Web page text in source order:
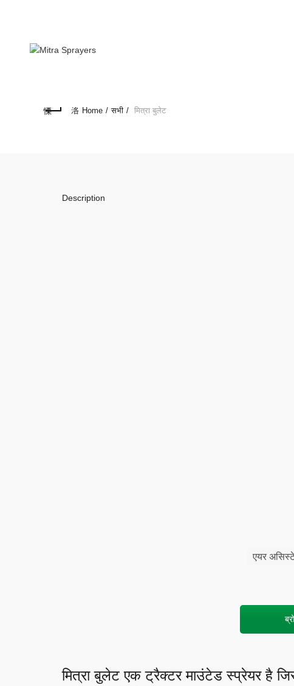
Home सभी मित्रा बुलेट
Description
एयर
मित्रा बुलेट एक ट्रैक्टर माउंटेड स्प्रेयर है